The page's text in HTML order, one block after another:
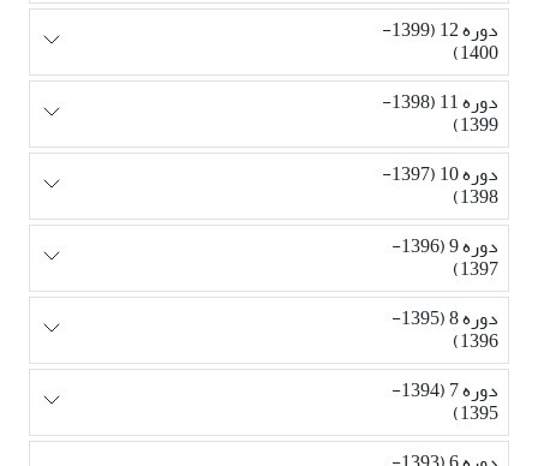
دوره 12 (1399-
1400)
دوره 11 (1398-
1399)
دوره 10 (1397-
1398)
دوره 9 (1396-
1397)
دوره 8 (1395-
1396)
دوره 7 (1394-
1395)